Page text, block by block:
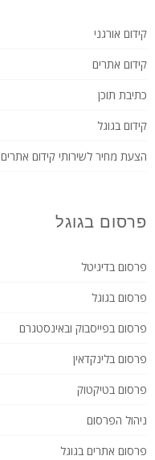
קידום אורגני
קידום אתרים
כתיבת תוכן
קידום בגוגל
הצעת מחיר לשירותי קידום אתרים
פרסום בגוגל
פרסום בדיגיטל
פרסום בגוגל
פרסום בפייסבוק ובאינסטגרם
פרסום בלינקדאין
פרסום בטיקטוק
ניהול הפרסום
פרסום אתרים בגוגל